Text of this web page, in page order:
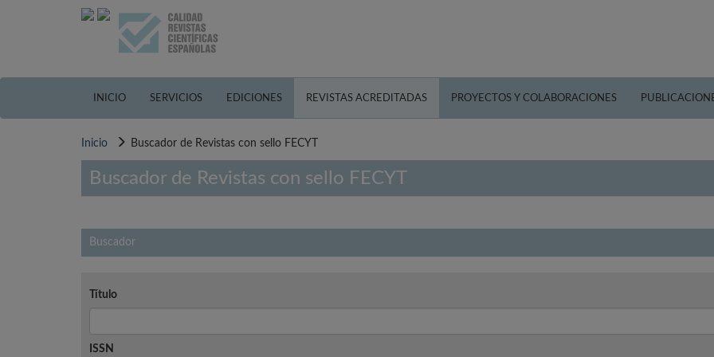
INICIO SERVICIOS EDICIONES REVISTAS ACREDITADAS PROYECTOS Y COLABORACIONES
Inicio Buscador de Revistas con sello FECYT
Buscador de Revistas con sello FECYT
Buscador
Título
ISSN